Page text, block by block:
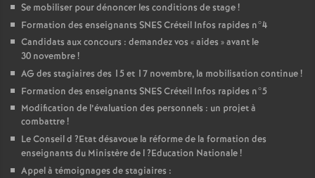
Se mobiliser pour dénoncer les conditions de stage!
Formation des enseignants SNESCréteil Infos rapides n°4
Candidats aux concours : demandez vos «aides » avant le
30 novembre!
AG des stagiaires des 15 et 17 novembre, la mobilisation continue!
Formation des enseignants SNESCréteil Infos rapides n°5
Modification de l’évaluation des personnels : un projet à
combattre!
Le Conseil d ?Etat désavoue la réforme de la formation des
enseignants du Ministère de l?Education Nationale!
Appel à témoignages de stagiaires :